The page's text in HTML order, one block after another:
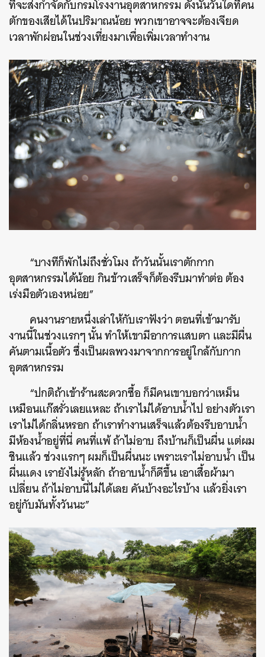
ที่จะส่งกำจัดกับกรมโรงงานอุตสาหกรรม ดังนั้นวันใดที่คน
ตักของเสียได้ในปริมาณน้อย พวกเขาอาจจะต้องเจียด
เวลาพักผ่อนในช่วงเที่ยงมาเพื่อเพิ่มเวลาทำงาน
“บางทีก็พักไม่ถึงชั่วโมง ถ้าวันนั้นเราตักกาก
อุตสาหกรรมได้น้อย กินข้าวเสร็จก็ต้องรีบมาทำต่อ ต้อง
เร่งมือตัวเองหน่อย”
คนงานรายหนึ่งเล่าให้กับเราฟังว่า ตอนที่เข้ามารับ
งานนี้ในช่วงแรกๆ นั้น ทำให้เขามีอาการแสบตา และมีผื่น
คันตามเนื้อตัว ซึ่งเป็นผลพวงมาจากการอยู่ใกล้กับกาก
อุตสาหกรรม
“ปกติถ้าเข้าร้านสะดวกซื้อ ก็มีคนเขาบอกว่าเหม็น
เหมือนแก๊สรั่วเลยแหละ ถ้าเราไม่ได้อาบน้ำไป อย่างตัวเรา
เราไม่ได้กลิ่นหรอก ถ้าเราทำงานเสร็จแล้วต้องรีบอาบน้ำ
มีห้องน้ำอยู่ที่นี่ คนที่แพ้ ถ้าไม่อาบ ถึงบ้านก็เป็นผื่น แต่ผม
ชินแล้ว ช่วงแรกๆ ผมก็เป็นผื่นนะ เพราะเราไม่อาบน้ำ เป็น
ผื่นแดง เรายังไม่รู้หลัก ถ้าอาบน้ำก็ดีขึ้น เอาเสื้อผ้ามา
เปลี่ยน ถ้าไม่อาบนี่ไม่ได้เลย คันบ้างอะไรบ้าง แล้วยิ่งเรา
อยู่กับมันทั้งวันนะ”
SHARE TWEET LINE EMAIL